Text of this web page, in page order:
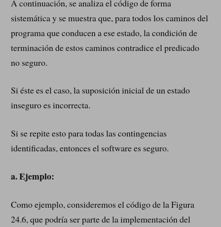
A continuación, se analiza el código de forma
sistemática y se muestra que, para todos los caminos del
programa que conducen a ese estado, la condición de
terminación de estos caminos contradice el predicado
no seguro.
Si éste es el caso, la suposición inicial de un estado
inseguro es incorrecta.
Si se repite esto para todas las contingencias
identificadas, entonces el software es seguro.
a.Ejemplo:
Como ejemplo, consideremos el código de la Figura
24.6, que podría ser parte de la implementación del